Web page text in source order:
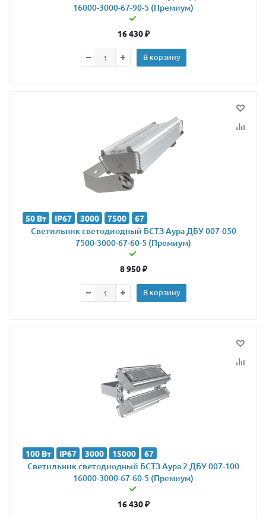
16000-3000-67-90-5 (Премиум)
16 430₽
В корзину
50 Вт IP67 3000 7500 67
Светильник светодиодный БСТЗ Аура ДБУ 007-050
7500-3000-67-60-5 (Премиум)
8 950₽
В корзину
100 Вт IP67 3000 15000 67
Светильник светодиодный БСТЗ Аура 2 ДБУ 007-100
16000-3000-67-60-5 (Премиум)
16 430₽